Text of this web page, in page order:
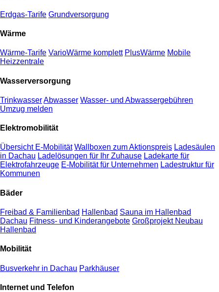
Erdgas-Tarife Grundversorgung
Wärme
Wärme-Tarife VarioWärme komplett PlusWärme Mobile
Heizzentrale
Wasserversorgung
TrinkwasserAbwasser Wasser- und Abwassergebühren
Umzug melden
Elektromobilität
Übersicht E-Mobilität Wallboxen zum Aktionspreis Ladesäulen
in Dachau Ladelösungen für Ihr Zuhause Ladekarte für
Elektrofahrzeuge E-Mobilität für Unternehmen Ladestruktur für
Kommunen
Bäder
Freibad & Familienbad Hallenbad Sauna im Hallenbad
Dachau Fitness- und Kinderangebote Großprojekt Neubau
Hallenbad
Mobilität
Busverkehr in Dachau Parkhäuser
Internet und Telefon